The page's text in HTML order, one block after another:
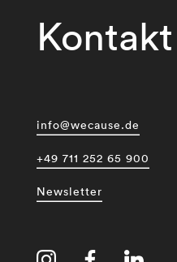
Kontakt
info@wecause.de
+49 711 252 65 900
Newsletter